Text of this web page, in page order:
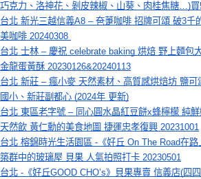
巧克力、洛神花、剝皮辣椒、山葵、肉桂焦糖…)買
台北 新光三越信義A8 – 夿萐咖啡 招牌可頌 破3千
美咖啡 20240308
台北 士林 – 慶祝 celebrate baking 烘焙 野上麵包
金龍蛋黃酥 20230126&20240113
台北 新莊 – 瘋小麥 天然素材、高質感烘焙坊 鹽可
國小、新莊副都心 (2024年 更新)
台北 東區老字號 – 同心圓水晶紅豆餅x蜂檸檬 純
天然飲 黃仁勳的美食地圖 捷運忠孝復興 20231001
台北 榕錦時光生活園區 -《好丘 On The Road在
築群中的玻璃屋 貝果 人氣拍照打卡 20230501
台北 -《好丘GOOD CHO’s》貝果專賣 信義店(四